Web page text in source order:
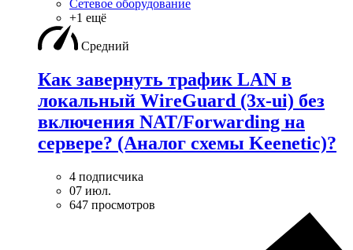
Сетевое оборудование
+1 ещё
Средний
Как завернуть трафик LAN в
локальный WireGuard (3x-ui) без
включения NAT/Forwarding на
сервере? (Аналог схемы Keenetic)?
4 подписчика
07 июл.
647 просмотров